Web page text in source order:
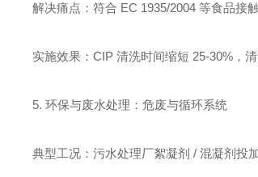
解决痛点：符合 EC 1935/2004 等食品接
实施效果：CIP 清洗时间缩短 25-30%，
5. 环保与废水处理：危废与循环系统
典型工况：污水处理厂絮凝剂 / 混凝剂投